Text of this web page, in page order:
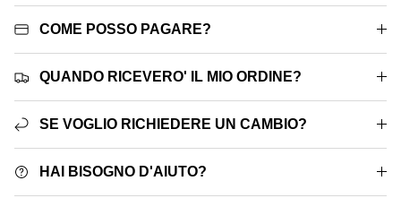
COME POSSO PAGARE?
QUANDO RICEVERO' IL MIO ORDINE?
SE VOGLIO RICHIEDERE UN CAMBIO?
HAI BISOGNO D'AIUTO?